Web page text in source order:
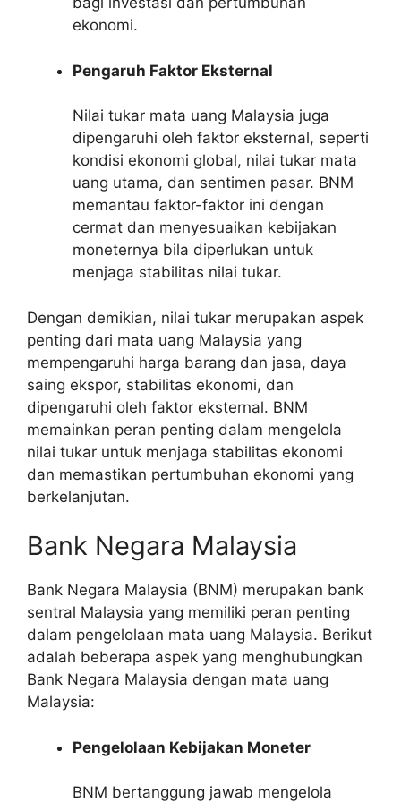
ekonomi.
Pengaruh Faktor Eksternal
Nilai tukar mata uang Malaysia juga
dipengaruhi oleh faktor eksternal, seperti
kondisi ekonomi global, nilai tukar mata
uang utama, dan sentimen pasar. BNM
memantau faktor-faktor ini dengan
cermat dan menyesuaikan kebijakan
moneternya bila diperlukan untuk
menjaga stabilitas nilai tukar.
Dengan demikian, nilai tukar merupakan aspek
penting dari mata uang Malaysia yang
mempengaruhi harga barang dan jasa, daya
saing ekspor, stabilitas ekonomi, dan
dipengaruhi oleh faktor eksternal. BNM
memainkan peran penting dalam mengelola
nilai tukar untuk menjaga stabilitas ekonomi
dan memastikan pertumbuhan ekonomi yang
berkelanjutan.
Bank Negara Malaysia
Bank Negara Malaysia (BNM) merupakan bank
sentral Malaysia yang memiliki peran penting
dalam pengelolaan mata uang Malaysia. Berikut
adalah beberapa aspek yang menghubungkan
Bank Negara Malaysia dengan mata uang
Malaysia:
Pengelolaan Kebijakan Moneter
BNM bertanggung jawab mengelola